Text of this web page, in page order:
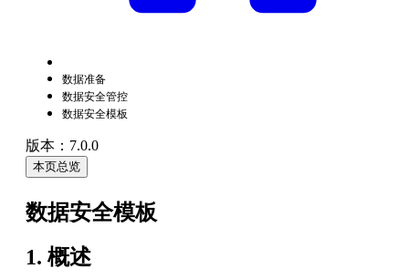
数据准备
数据安全管控
数据安全模板
版本：7.0.0
本页总览
数据安全模板
1. 概述